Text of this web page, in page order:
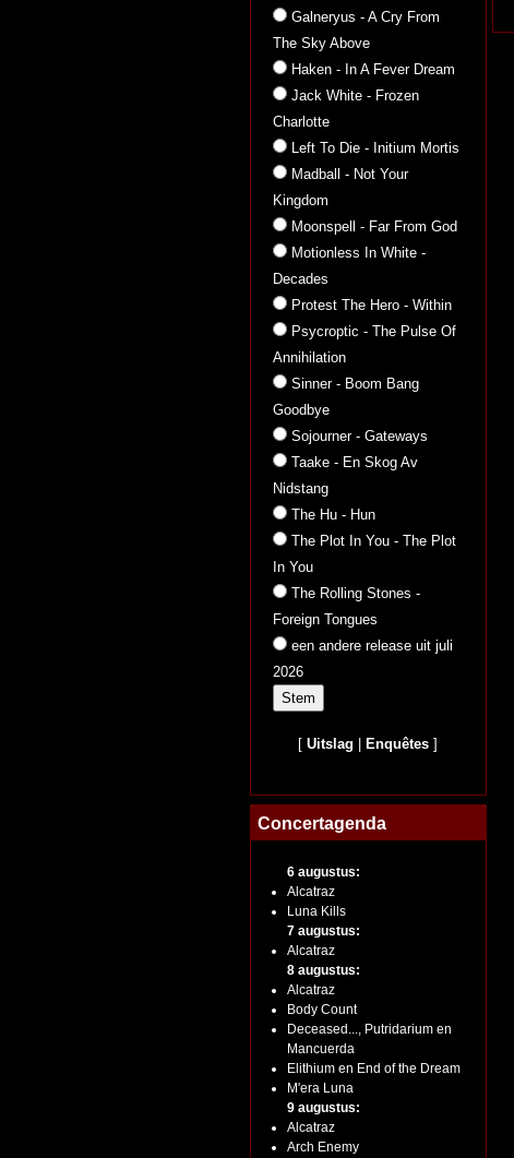
Galneryus - A Cry From
The Sky Above
Haken - In A Fever Dream
Jack White - Frozen
Charlotte
Left To Die - Initium Mortis
Madball - Not Your
Kingdom
Moonspell - Far From God
Motionless In White -
Decades
Protest The Hero - Within
Psycroptic - The Pulse Of
Annihilation
Sinner - Boom Bang
Goodbye
Sojourner - Gateways
Taake - En Skog Av
Nidstang
The Hu - Hun
The Plot In You - The Plot
In You
The Rolling Stones -
Foreign Tongues
een andere release uit juli
2026
[Uitslag Enquêtes ]
Concertagenda
6 augustus:
Alcatraz
Luna Kills
7 augustus:
Alcatraz
8 augustus:
Alcatraz
Body Count
Deceased..., Putridarium en
Mancuerda
Elithium en End of the Dream
M'era Luna
9 augustus:
Alcatraz
Arch Enemy